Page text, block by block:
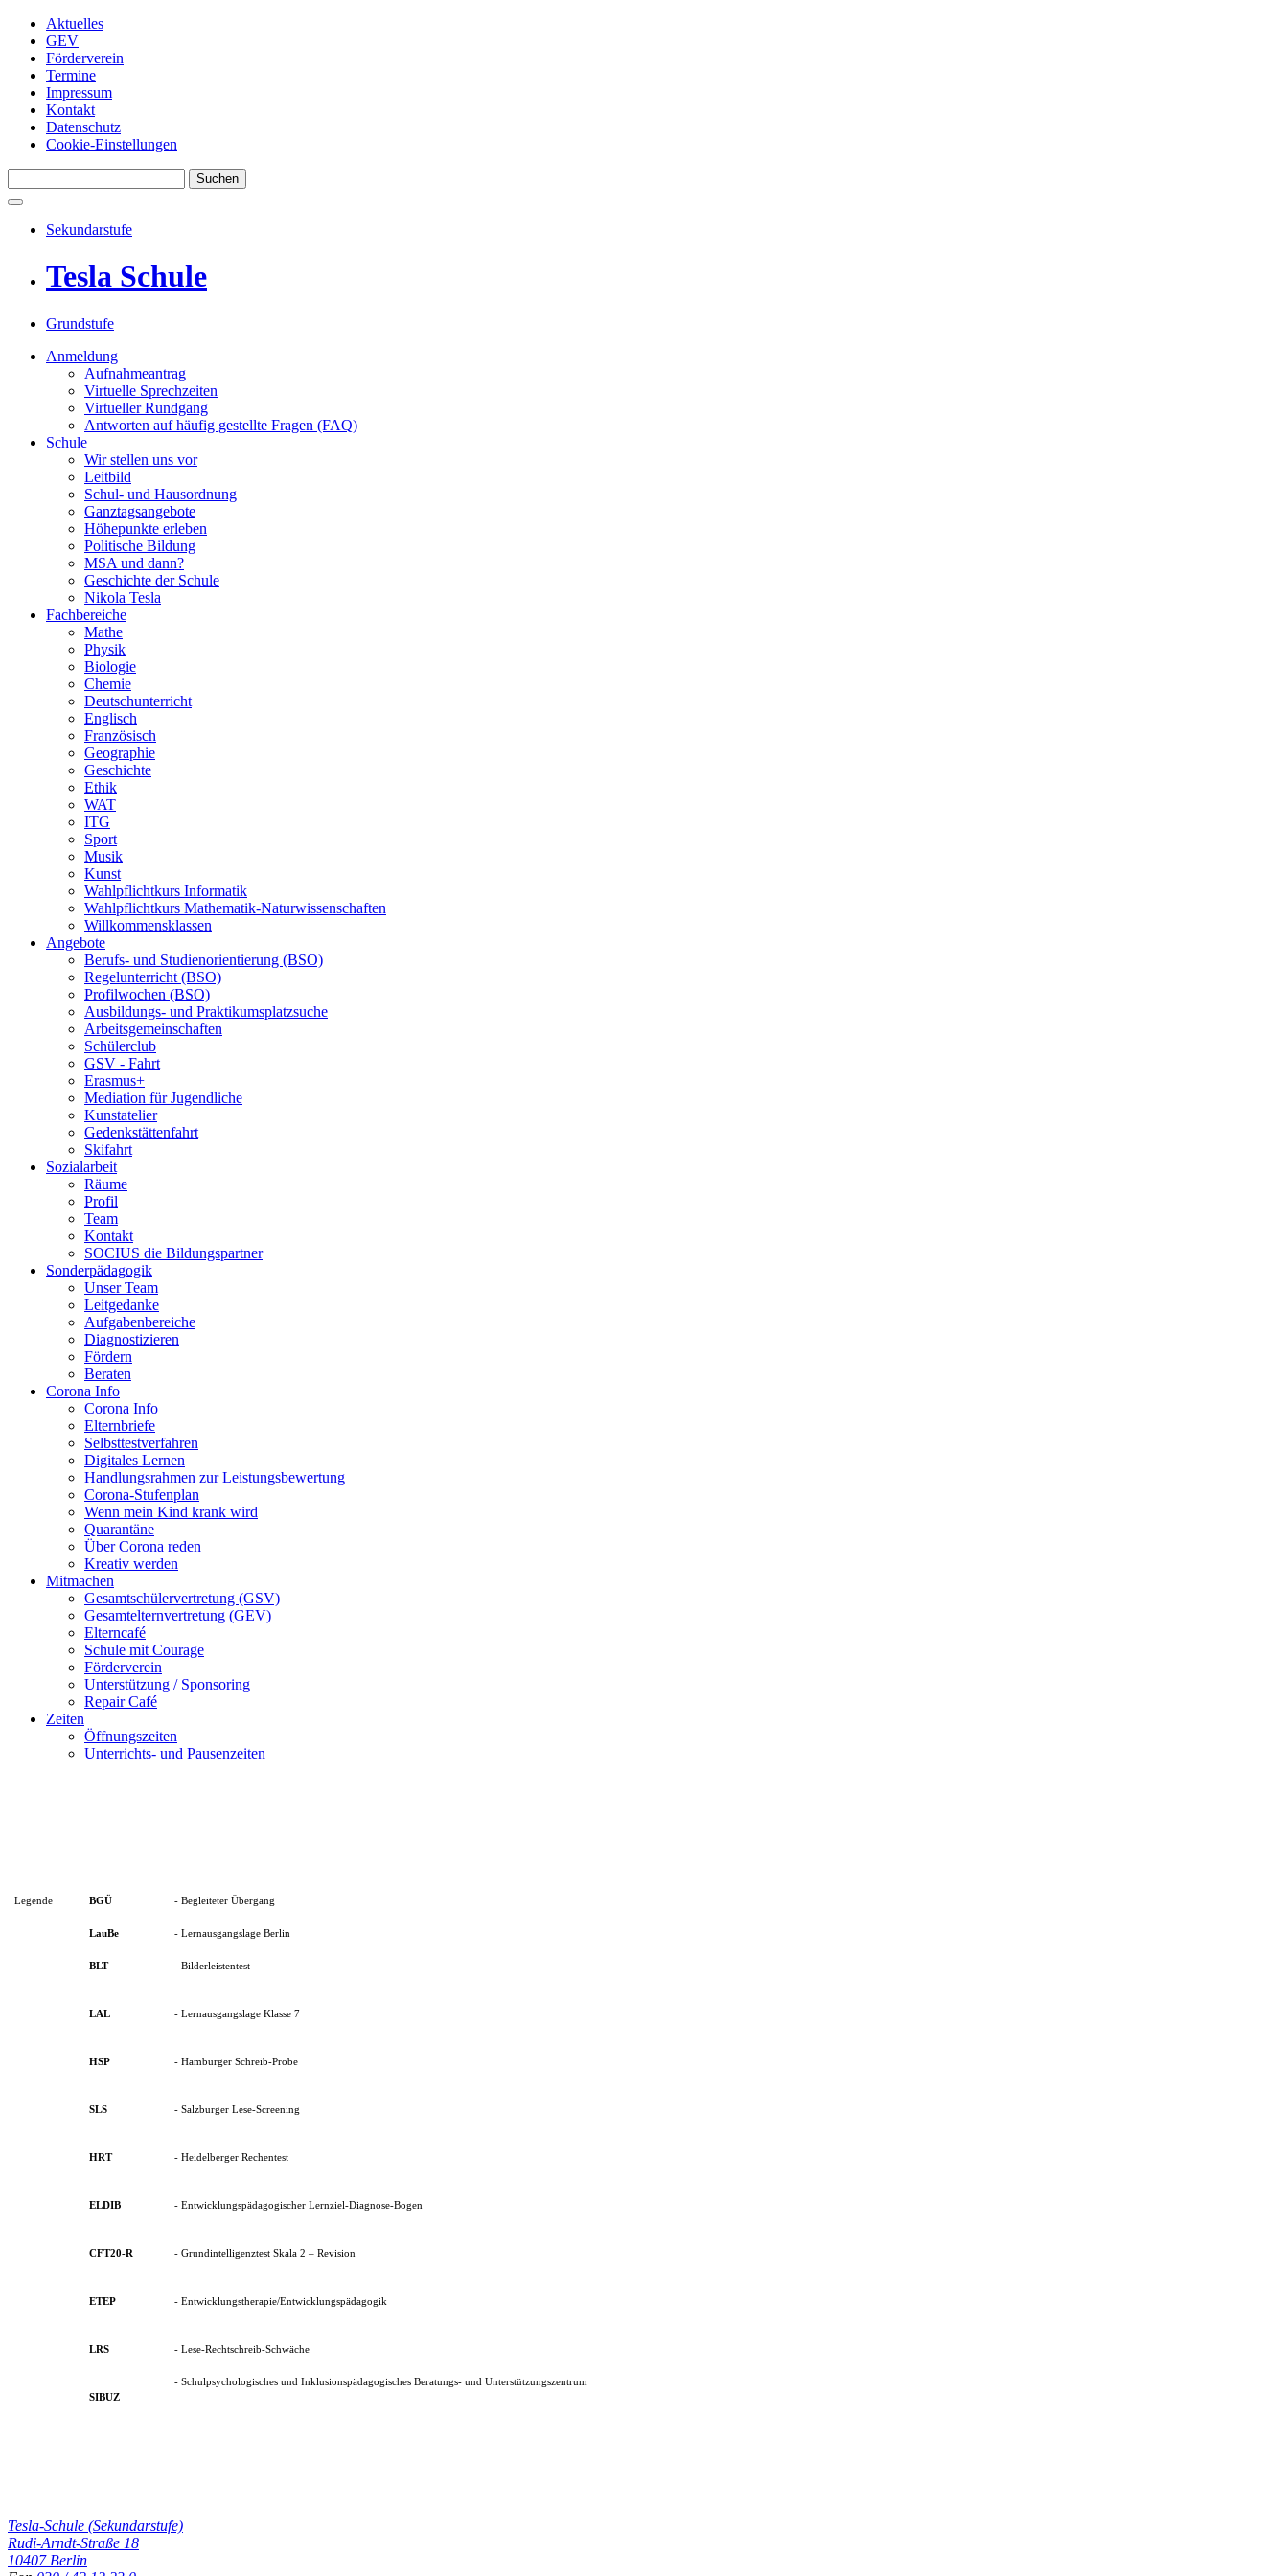
Aktuelles
GEV
Förderverein
Termine
Impressum
Kontakt
Datenschutz
Cookie-Einstellungen
Suchen
Sekundarstufe
Tesla Schule
Grundstufe
Anmeldung
Aufnahmeantrag
Virtuelle Sprechzeiten
Virtueller Rundgang
Antworten auf häufig gestellte Fragen (FAQ)
Schule
Wir stellen uns vor
Leitbild
Schul- und Hausordnung
Ganztagsangebote
Höhepunkte erleben
Politische Bildung
MSA und dann?
Geschichte der Schule
Nikola Tesla
Fachbereiche
Mathe
Physik
Biologie
Chemie
Deutschunterricht
Englisch
Französisch
Geographie
Geschichte
Ethik
WAT
ITG
Sport
Musik
Kunst
Wahlpflichtkurs Informatik
Wahlpflichtkurs Mathematik-Naturwissenschaften
Willkommensklassen
Angebote
Berufs- und Studienorientierung (BSO)
Regelunterricht (BSO)
Profilwochen (BSO)
Ausbildungs- und Praktikumsplatzsuche
Arbeitsgemeinschaften
Schülerclub
GSV - Fahrt
Erasmus+
Mediation für Jugendliche
Kunstatelier
Gedenkstättenfahrt
Skifahrt
Sozialarbeit
Räume
Profil
Team
Kontakt
SOCIUS die Bildungspartner
Sonderpädagogik
Unser Team
Leitgedanke
Aufgabenbereiche
Diagnostizieren
Fördern
Beraten
Corona Info
Corona Info
Elternbriefe
Selbsttestverfahren
Digitales Lernen
Handlungsrahmen zur Leistungsbewertung
Corona-Stufenplan
Wenn mein Kind krank wird
Quarantäne
Über Corona reden
Kreativ werden
Mitmachen
Gesamtschülervertretung (GSV)
Gesamtelternvertretung (GEV)
Elterncafé
Schule mit Courage
Förderverein
Unterstützung / Sponsoring
Repair Café
Zeiten
Öffnungszeiten
Unterrichts- und Pausenzeiten
Legende BGÜ - Begleiteter Übergang
LauBe - Lernausgangslage Berlin
BLT - Bilderleistentest
LAL - Lernausgangslage Klasse 7
HSP - Hamburger Schreib-Probe
SLS - Salzburger Lese-Screening
HRT - Heidelberger Rechentest
ELDIB - Entwicklungspädagogischer Lernziel-Diagnose-Bogen
CFT20-R - Grundintelligenztest Skala 2 – Revision
ETEP - Entwicklungstherapie/Entwicklungspädagogik
LRS - Lese-Rechtschreib-Schwäche
SIBUZ
- Schulpsychologisches und Inklusionspädagogisches Beratungs- und Unterstützungszentrum
Tesla-Schule (Sekundarstufe)
Rudi-Arndt-Straße 18
10407 Berlin